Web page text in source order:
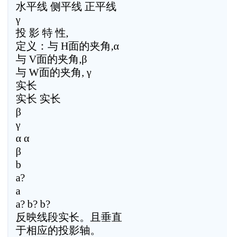
水平线 侧平线 正平线
γ
投 影 特 性,
定义：与 H面的夹角,α
与 V面的夹角,β
与 W面的夹角, γ
实长
实长 实长
β
γ
α α
β
b
a?
a
a? b? b?
反映线段实长。且垂直
于相应的投影轴。